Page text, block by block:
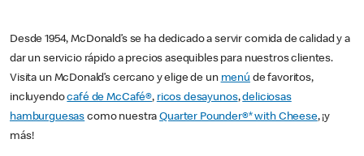
Desde 1954, McDonald’s se ha dedicado a servir comida de calidad y a
dar un servicio rápido a precios asequibles para nuestros clientes.
Visita un McDonald’s cercano y elige de un menú de favoritos,
incluyendocafé de McCafé®, ricos desayunos,deliciosas
hamburguesas como nuestraQuarter Pounder®* with Cheese, ¡y
más!